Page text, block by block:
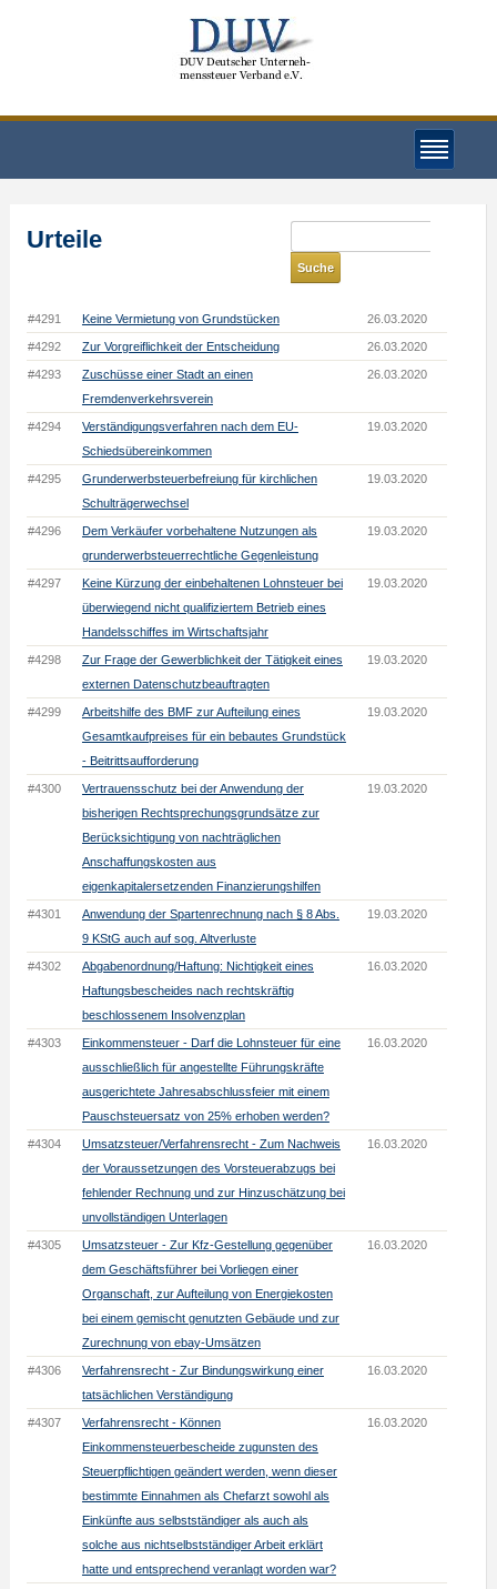
Urteile
#4291 Keine Vermietung von Grundstücken 26.03.2020
#4292 Zur Vorgreiflichkeit der Entscheidung 26.03.2020
#4293
Zuschüsse einer Stadt an einen
Fremdenverkehrsverein
26.03.2020
#4294
Verständigungsverfahren nach dem EU-
Schiedsübereinkommen
19.03.2020
#4295
Grunderwerbsteuerbefreiung für kirchlichen
Schulträgerwechsel
19.03.2020
#4296
Dem Verkäufer vorbehaltene Nutzungen als
grunderwerbsteuerrechtliche Gegenleistung
19.03.2020
#4297
Keine Kürzung der einbehaltenen Lohnsteuer bei
überwiegend nicht qualifiziertem Betrieb eines
Handelsschiffes im Wirtschaftsjahr
19.03.2020
#4298
Zur Frage der Gewerblichkeit der Tätigkeit eines
externen Datenschutzbeauftragten
19.03.2020
#4299
Arbeitshilfe des BMF zur Aufteilung eines
Gesamtkaufpreises für ein bebautes Grundstück
- Beitrittsaufforderung
19.03.2020
#4300
Vertrauensschutz bei der Anwendung der
bisherigen Rechtsprechungsgrundsätze zur
Berücksichtigung von nachträglichen
Anschaffungskosten aus
eigenkapitalersetzenden Finanzierungshilfen
19.03.2020
#4301
Anwendung der Spartenrechnung nach § 8 Abs.
9 KStG auch auf sog. Altverluste
19.03.2020
#4302
Abgabenordnung/Haftung: Nichtigkeit eines
Haftungsbescheides nach rechtskräftig
beschlossenem Insolvenzplan
16.03.2020
#4303
Einkommensteuer - Darf die Lohnsteuer für eine
ausschließlich für angestellte Führungskräfte
ausgerichtete Jahresabschlussfeier mit einem
Pauschsteuersatz von 25% erhoben werden?
16.03.2020
#4304
Umsatzsteuer/Verfahrensrecht - Zum Nachweis
der Voraussetzungen des Vorsteuerabzugs bei
fehlender Rechnung und zur Hinzuschätzung bei
unvollständigen Unterlagen
16.03.2020
#4305
Umsatzsteuer - Zur Kfz-Gestellung gegenüber
dem Geschäftsführer bei Vorliegen einer
Organschaft, zur Aufteilung von Energiekosten
bei einem gemischt genutzten Gebäude und zur
Zurechnung von ebay-Umsätzen
16.03.2020
#4306
Verfahrensrecht - Zur Bindungswirkung einer
tatsächlichen Verständigung
16.03.2020
#4307
Verfahrensrecht - Können
Einkommensteuerbescheide zugunsten des
Steuerpflichtigen geändert werden, wenn dieser
bestimmte Einnahmen als Chefarzt sowohl als
Einkünfte aus selbstständiger als auch als
solche aus nichtselbstständiger Arbeit erklärt
hatte und entsprechend veranlagt worden war?
16.03.2020